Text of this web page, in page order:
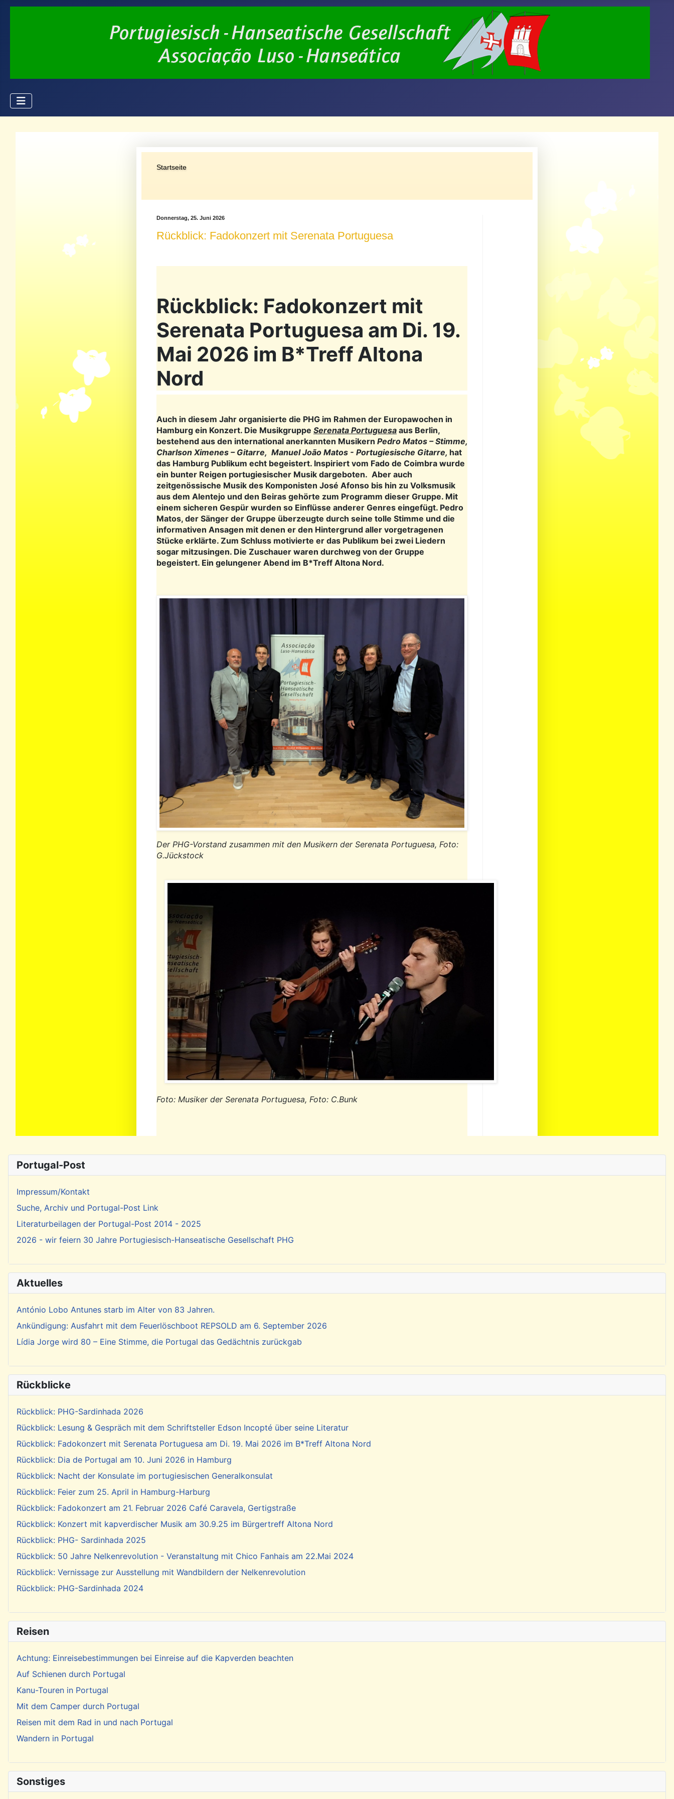
Portugal-Post
Impressum/Kontakt
Suche, Archiv und Portugal-Post Link
Literaturbeilagen der Portugal-Post 2014 - 2025
2026 - wir feiern 30 Jahre Portugiesisch-Hanseatische Gesellschaft PHG
Aktuelles
António Lobo Antunes starb im Alter von 83 Jahren.
Ankündigung: Ausfahrt mit dem Feuerlöschboot REPSOLD am 6. September 2026
Lídia Jorge wird 80 – Eine Stimme, die Portugal das Gedächtnis zurückgab
Rückblicke
Rückblick: PHG-Sardinhada 2026
Rückblick: Lesung & Gespräch mit dem Schriftsteller Edson Incopté über seine Literatur
Rückblick: Fadokonzert mit Serenata Portuguesa am Di. 19. Mai 2026 im B*Treff Altona Nord
Rückblick: Dia de Portugal am 10. Juni 2026 in Hamburg
Rückblick: Nacht der Konsulate im portugiesischen Generalkonsulat
Rückblick: Feier zum 25. April in Hamburg-Harburg
Rückblick: Fadokonzert am 21. Februar 2026 Café Caravela, Gertigstraße
Rückblick: Konzert mit kapverdischer Musik am 30.9.25 im Bürgertreff Altona Nord
Rückblick: PHG- Sardinhada 2025
Rückblick: 50 Jahre Nelkenrevolution - Veranstaltung mit Chico Fanhais am 22.Mai 2024
Rückblick: Vernissage zur Ausstellung mit Wandbildern der Nelkenrevolution
Rückblick: PHG-Sardinhada 2024
Reisen
Achtung: Einreisebestimmungen bei Einreise auf die Kapverden beachten
Auf Schienen durch Portugal
Kanu-Touren in Portugal
Mit dem Camper durch Portugal
Reisen mit dem Rad in und nach Portugal
Wandern in Portugal
Sonstiges